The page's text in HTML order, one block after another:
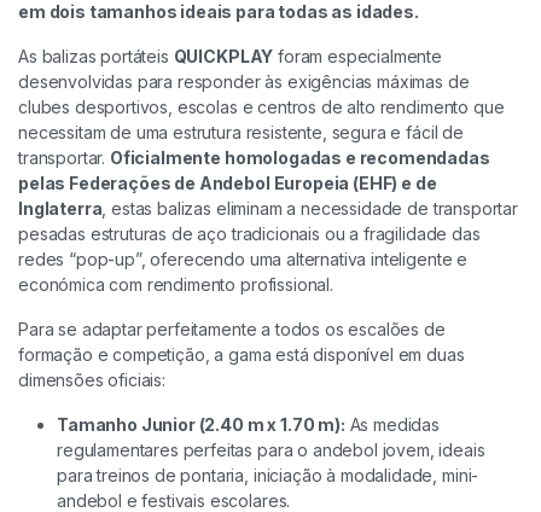
em dois tamanhos ideais para todas as idades.
As balizas portáteis QUICKPLAY foram especialmente
desenvolvidas para responder às exigências máximas de
clubes desportivos, escolas e centros de alto rendimento que
necessitam de uma estrutura resistente, segura e fácil de
transportar. Oficialmente homologadas e recomendadas
pelas Federações de Andebol Europeia (EHF) e de
Inglaterra , estas balizas eliminam a necessidade de transportar
pesadas estruturas de aço tradicionais ou a fragilidade das
redes “pop-up”, oferecendo uma alternativa inteligente e
económica com rendimento profissional.
Para se adaptar perfeitamente a todos os escalões de
formação e competição, a gama está disponível em duas
dimensões oficiais:
Tamanho Junior (2.40 m x 1.70 m): As medidas
regulamentares perfeitas para o andebol jovem, ideais
para treinos de pontaria, iniciação à modalidade, mini-
andebol e festivais escolares.